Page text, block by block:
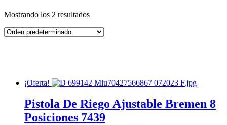
Mostrando los 2 resultados
¡Oferta!
Pistola De Riego Ajustable Bremen 8
Posiciones 7439